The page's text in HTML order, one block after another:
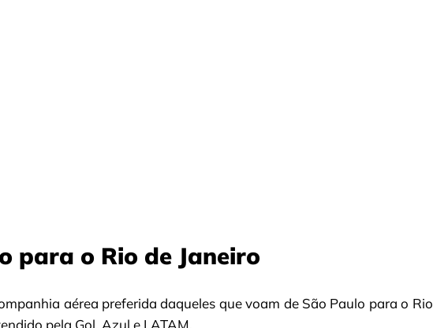
para o Rio de Janeiro
aérea preferida daqueles que voam de São Paulo para o Rio
pela Gol, Azul e LATAM.